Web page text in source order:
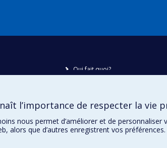
Qui fait quoi?
Plan du site
Accessibilité
l’importance de respecter la vie
nous permet d’améliorer et de
alors que d’autres enregistrent vos